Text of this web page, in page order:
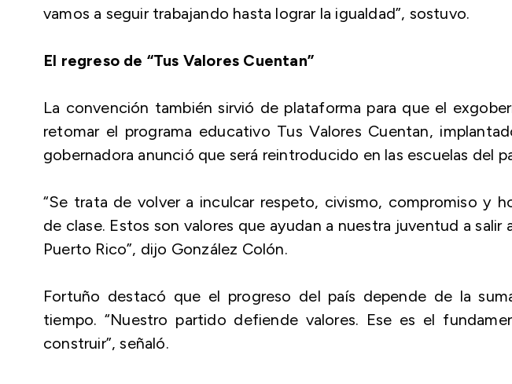
vamos a seguir trabajando hasta lograr la igualdad”, sostuvo.
El regreso de “Tus Valores Cuentan”
La convención también sirvió de plataforma para que el
retomar el programa educativo Tus Valores Cuentan,
gobernadora anunció que será reintroducido en las escuelas del
“Se trata de volver a inculcar respeto, civismo, compromiso y
de clase. Estos son valores que ayudan a nuestra juventud a
Puerto Rico”, dijo González Colón.
Fortuño destacó que el progreso del país depende de la
tiempo. “Nuestro partido defiende valores. Ese es el
construir”, señaló.